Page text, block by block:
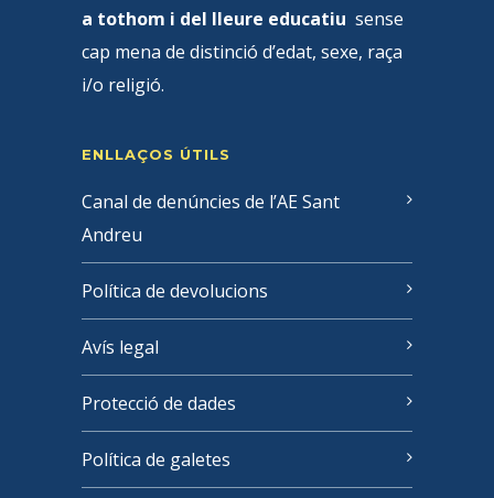
a tothom i del lleure educatiu sense
cap mena de distinció d’edat, sexe, raça
i/o religió.
ENLLAÇOS ÚTILS
Canal de denúncies de l’AE Sant
Andreu
Política de devolucions
Avís legal
Protecció de dades
Política de galetes